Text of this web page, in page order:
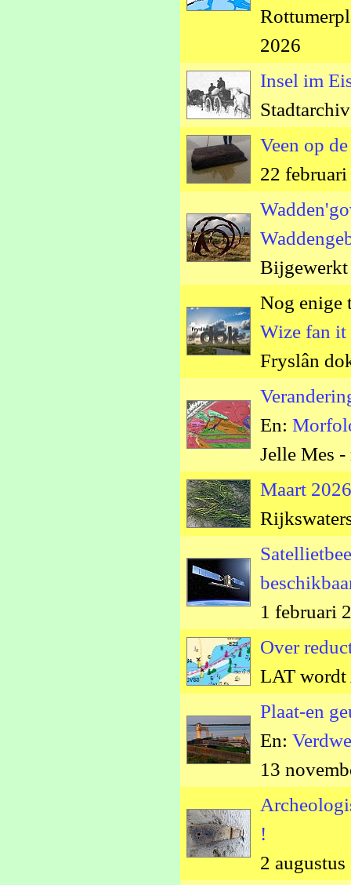
2026
Insel im
Veen op
22
Bijgewerkt
Nog enige
Wize fan it
Fryslân
En:
Jelle Mes
Maart
1 februari
Over
LAT wordt
Plaat-en
En:
13
!
2